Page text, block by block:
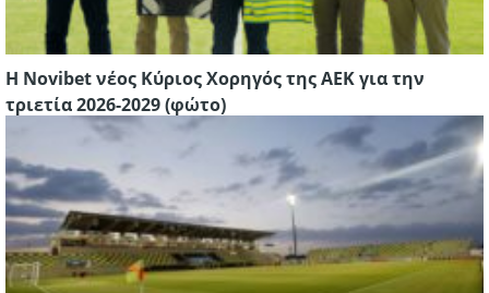
Η Novibet νέος Κύριος Χορηγός της AEK για την
τριετία 2026-2029 (φώτο)